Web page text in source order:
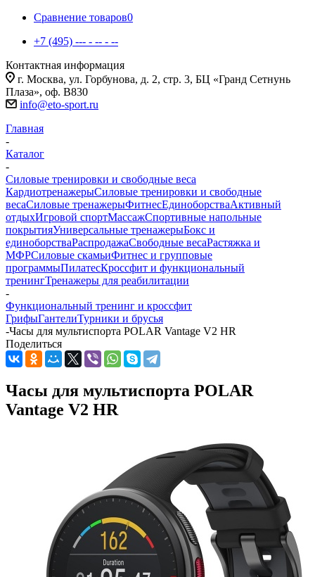
Сравнение товаров0
+7 (495) --- - -- - --
Контактная информация
г. Москва, ул. Горбунова, д. 2, стр. 3, БЦ «Гранд Сетнунь
Плаза», оф. В830
info@eto-sport.ru
Главная
-
Каталог
-
Силовые тренировки и свободные веса
КардиотренажерыСиловые тренировки и свободные
весаСиловые тренажерыФитнесЕдиноборстваАктивный
отдыхИгровой спортМассажСпортивные напольные
покрытияУниверсальные тренажерыБокс и
единоборстваРаспродажаСвободные весаРастяжка и
МФРСиловые скамьиФитнес и групповые
программыПилатесКроссфит и функциональный
тренингТренажеры для реабилитации
-
Функциональный тренинг и кроссфит
ГрифыГантелиТурники и брусья
-Часы для мультиспорта POLAR Vantage V2 HR
Поделиться
Часы для мультиспорта POLAR
Vantage V2 HR